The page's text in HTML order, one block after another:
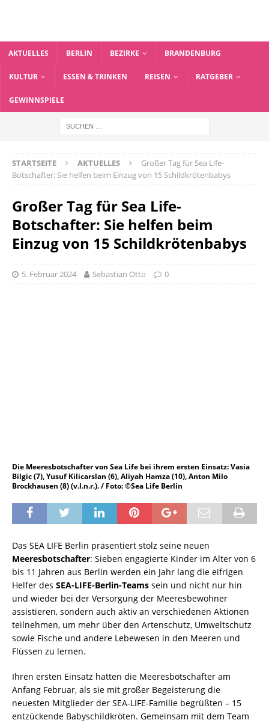
AKTUELLES BERLIN BEZIRKE BRANDENBURG
KULTUR ESSEN & TRINKEN REISEN RATGEBER
GEWINNSPIELE
STARTSEITE AKTUELLES
Großer Tag für Sea Life-
Botschafter: Sie helfen beim Einzug von 15 Schildkrötenbabys
Großer Tag für Sea Life-
Botschafter: Sie helfen beim
Einzug von 15 Schildkrötenbabys
5. Februar 2024 Sebastian Otto 0
Die Meeresbotschafter von Sea Life bei ihrem ersten Einsatz: Vasia
Bilgic (7), Yusuf Kilicarslan (6), Aliyah Hamza (10), Anton Milo
Brockhausen (8) (v.l.n.r.). / Foto: ©Sea Life Berlin
Das SEA LIFE Berlin präsentiert stolz seine neuen
Meeresbotschafter: Sieben engagierte Kinder im Alter von 6
bis 11 Jahren aus Berlin werden ein Jahr lang die eifrigen
Helfer des SEA-LIFE-Berlin-Teams sein und nicht nur hin
und wieder bei der Versorgung der Meeresbewohner
assistieren, sondern auch aktiv an verschiedenen Aktionen
teilnehmen, um mehr über den Artenschutz, Umweltschutz
sowie Fische und andere Lebewesen in den Meeren und
Flüssen zu lernen.
Ihren ersten Einsatz hatten die Meeresbotschafter am
Anfang Februar, als sie mit großer Begeisterung die
neuesten Mitglieder der SEA-LIFE-Familie begrüßten – 15
entzückende Babyschildkröten. Gemeinsam mit dem Team